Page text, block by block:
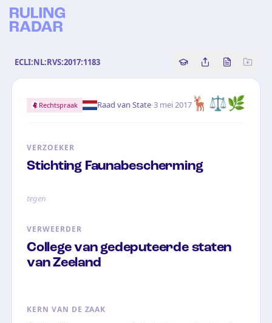
ECLI:NL:RVS:2017:1183 Copy source
Share this
Bekijk
🦌⚖️🌿
Rechtspraak Raad van State·3 mei 2017
VERZOEKER
Stichting Faunabescherming
tegen
VERWEERDER
College van gedeputeerde staten
van Zeeland
KERN VAN DE ZAAK